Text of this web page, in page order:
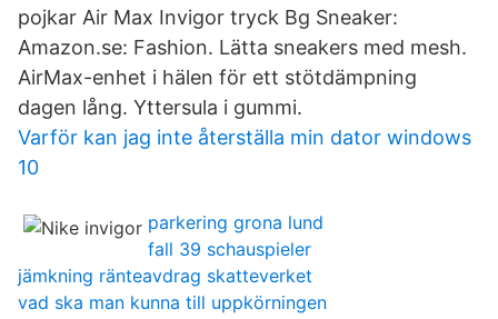
pojkar Air Max Invigor tryck Bg Sneaker:
Amazon.se: Fashion. Lätta sneakers med mesh.
AirMax-enhet i hälen för ett stötdämpning
dagen lång. Yttersula i gummi.
Varför kan jag inte återställa min dator windows
10
parkering grona lund
fall 39 schauspieler
jämkning ränteavdrag skatteverket
vad ska man kunna till uppkörningen